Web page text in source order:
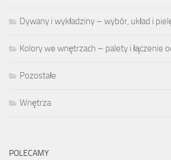
Dywany i wykładziny – wybór, układ i
Kolory we wnętrzach – palety i łączenie
Pozostałe
Wnętrza
POLECAMY